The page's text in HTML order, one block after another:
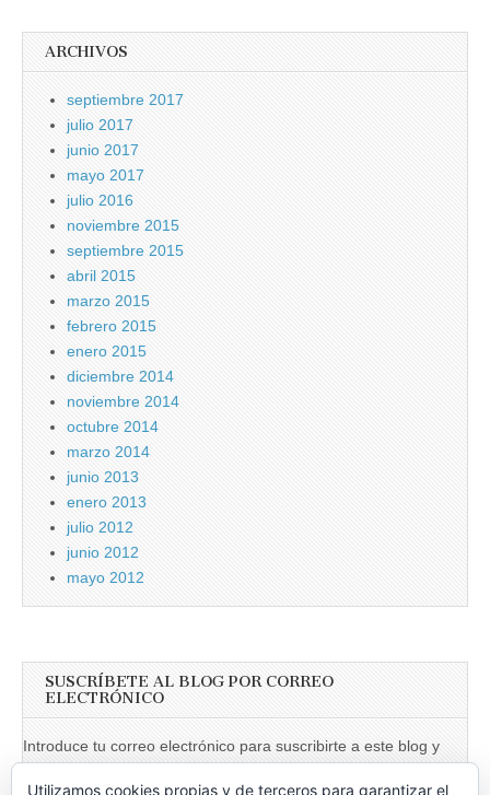
ARCHIVOS
septiembre 2017
julio 2017
junio 2017
mayo 2017
julio 2016
noviembre 2015
septiembre 2015
abril 2015
marzo 2015
febrero 2015
enero 2015
diciembre 2014
noviembre 2014
octubre 2014
marzo 2014
junio 2013
enero 2013
julio 2012
junio 2012
mayo 2012
SUSCRÍBETE AL BLOG POR CORREO
ELECTRÓNICO
Introduce tu correo electrónico para suscribirte a este blog y
Utilizamos cookies propias y de terceros para garantizar el